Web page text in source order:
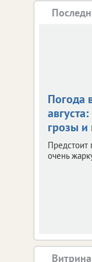
Погода
грозы и
Предстоит
очень